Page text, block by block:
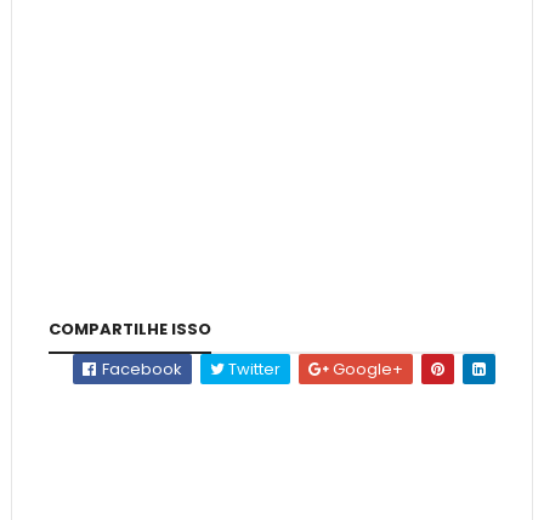
COMPARTILHE ISSO
Facebook
Twitter Google+